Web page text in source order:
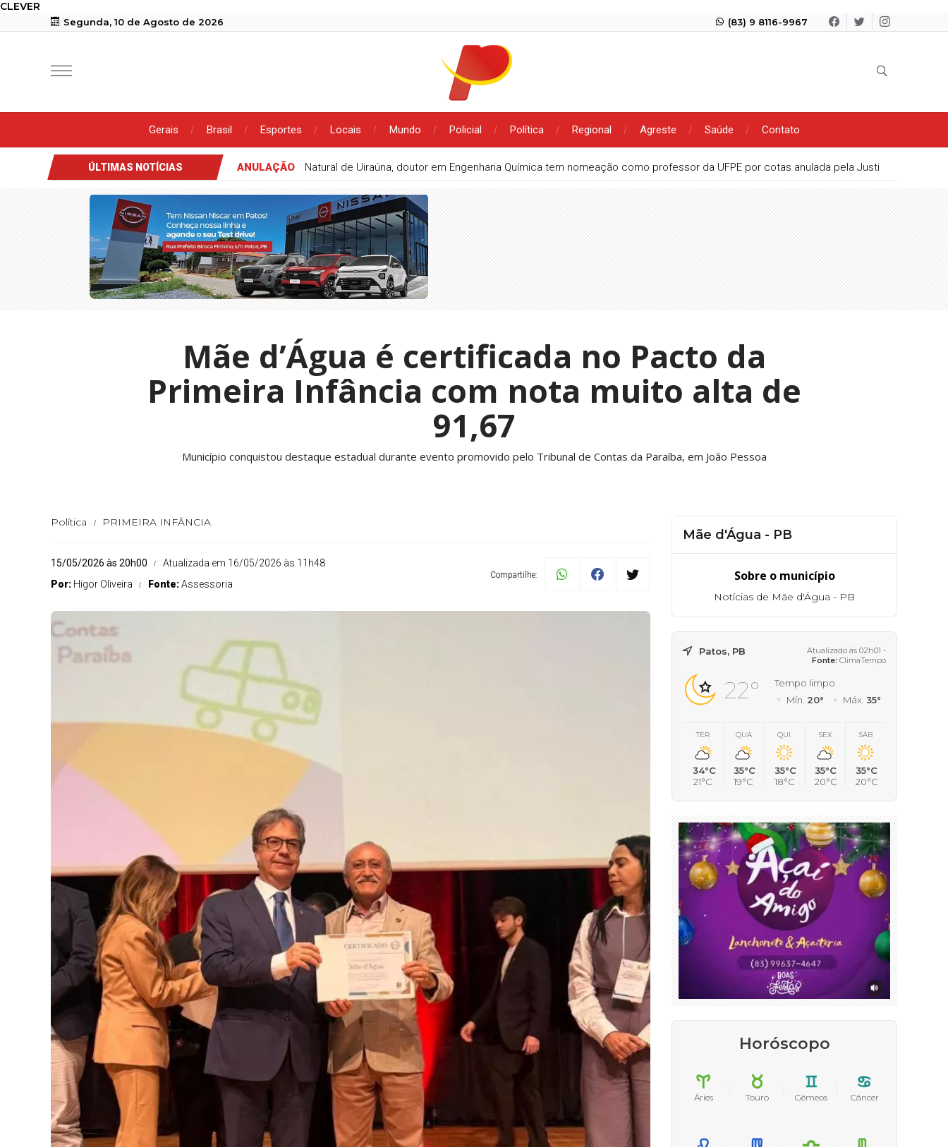
CLEVER
Segunda, 10 de Agosto de 2026 (83) 9 8116-9967
Gerais Brasil Esportes Locais Mundo Policial Política Regional Agreste Saúde Contato
ÚLTIMAS NOTÍCIAS ANULAÇÃO Natural de Uiraúna, doutor em Engenharia Química tem nomeação como professor da UFPE por cotas anulada pela Justiça
Mãe d’Água é certificada no Pacto da
Primeira Infância com nota muito alta de
91,67
Município conquistou destaque estadual durante evento promovido pelo Tribunal de Contas da Paraíba, em João Pessoa
Política PRIMEIRA INFÂNCIA
15/05/2026 às 20h00
Atualizada em 16/05/2026 às 11h48
Por: Higor Oliveira Fonte:Assessoria
Compartilhe:
Mãe d'Água - PB
Sobre o município
Notícias de Mãe d'Água - PB
Patos, PB
Atualizado às 02h01 -
Fonte: ClimaTempo
22°
Tempo limpo
Mín. 20° Máx. 35°
TER
34°C
21°C
QUA
35°C
19°C
QUI
35°C
18°C
SEX
35°C
20°C
SÁB
35°C
20°C
Horóscopo
Áries Touro Gêmeos Câncer